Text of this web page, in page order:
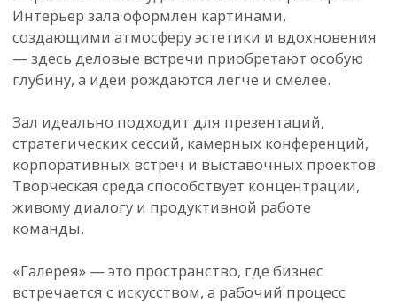
Зал идеально подходит для презентаций,
стратегических сессий, камерных конференций,
корпоративных встреч и выставочных проектов.
Творческая среда способствует концентрации,
живому диалогу и продуктивной работе
команды.
«Галерея» — это пространство, где бизнес
встречается с искусством, а рабочий процесс
выходит за рамки стандартных решений.
Площадь
Вместимость
Бесплатный
Бесплатная
парковка